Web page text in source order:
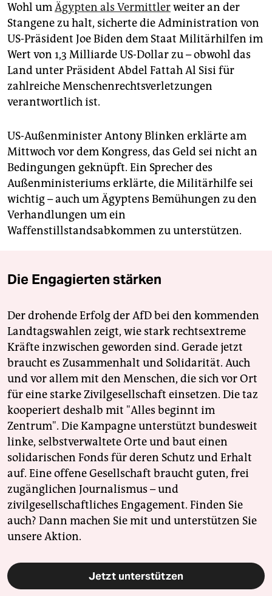
Wohl umÄgypten als Vermittlerweiter an der
Stangene zu halt, sicherte die Administration von
US-Präsident Joe Biden dem Staat Militärhilfen im
Wert von 1,3 Milliarde US-Dollar zu – obwohl das
Land unter Präsident Abdel Fattah Al Sisi für
zahlreiche Menschenrechtsverletzungen
verantwortlich ist.
US-Außenminister Antony Blinken erklärte am
Mittwoch vor dem Kongress, das Geld sei nicht an
Bedingungen geknüpft. Ein Sprecher des
Außenministeriums erklärte, die Militärhilfe sei
wichtig – auch um Ägyptens Bemühungen zu den
Verhandlungen um ein
Waffenstillstandsabkommen zu unterstützen.
Die Engagierten stärken
Der drohende Erfolg der AfD bei den kommenden
Landtagswahlen zeigt, wie stark rechtsextreme
Kräfte inzwischen geworden sind. Gerade jetzt
braucht es Zusammenhalt und Solidarität. Auch
und vor allem mit den Menschen, die sich vor Ort
für eine starke Zivilgesellschaft einsetzen. Die taz
kooperiert deshalb mit "Alles beginnt im
Zentrum". Die Kampagne unterstützt bundesweit
linke, selbstverwaltete Orte und baut einen
solidarischen Fonds für deren Schutz und Erhalt
auf. Eine offene Gesellschaft braucht guten, frei
zugänglichen Journalismus – und
zivilgesellschaftliches Engagement. Finden Sie
auch? Dann machen Sie mit und unterstützen Sie
unsere Aktion.
Jetzt unterstützen